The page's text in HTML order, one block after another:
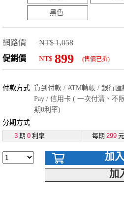
黑色
網路價
NT$ 1,058
促銷價
NT$ 899 (售價已折)
付款方式 貨到付款 / ATM轉帳 / 銀行
Pay / 信用卡 ( 一次付清、不
期0利率)
分期方式
3 期 0 利率 每期 299 元
加
加